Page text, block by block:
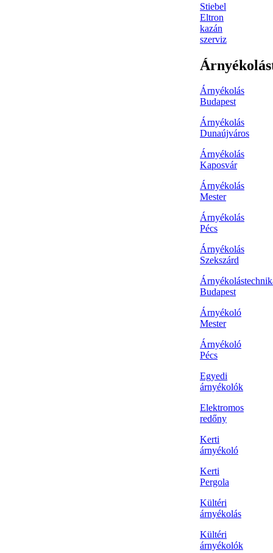
Stiebel
Eltron
kazán
szerviz
Árnyékolás
Budapest
Árnyékolás
Dunaújváros
Árnyékolás
Kaposvár
Árnyékolás
Mester
Árnyékolás
Pécs
Árnyékolás
Szekszárd
Budapest
Árnyékoló
Mester
Árnyékoló
Pécs
Egyedi
árnyékolók
Elektromos
redőny
Kerti
árnyékoló
Kerti
Pergola
Kültéri
árnyékolás
Kültéri
árnyékolók